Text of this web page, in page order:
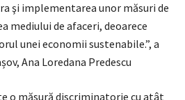
şi implementarea unor măsuri de
de afaceri, deoarece
unei economii sustenabile.”, a
Ana Loredana Predescu
o măsură discriminatorie cu atât